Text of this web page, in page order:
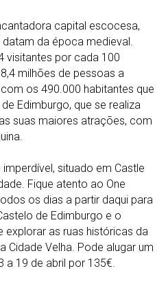
capital escocesa,
datam da época medieval.
visitantes por cada 100
milhões de pessoas a
os 490.000 habitantes que
Edimburgo, que se realiza
suas maiores atrações, com
situado em Castle
Fique atento ao One
os dias a partir daqui para
de Edimburgo e o
explorar as ruas históricas da
Cidade Velha. Pode alugar um
a 19 de abril por 135€.